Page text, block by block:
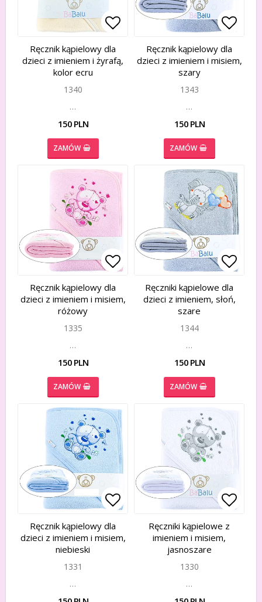
Add to list of favorites
Add to list of favorites
Ręcznik kąpielowy dla
dzieci z imieniem i żyrafą,
kolor ecru
1340
…
150 PLN
ZAMÓW
Add
Add
Ręcznik kąpielowy dla
dzieci z imieniem i misiem,
szary
1343
…
150 PLN
ZAMÓW
Add to list of favorites
Add to list of favorites
Ręcznik kąpielowy dla
dzieci z imieniem i misiem,
różowy
1335
…
150 PLN
ZAMÓW
Add
Add
Ręczniki kąpielowe dla
dzieci z imieniem, słoń,
szare
1344
…
150 PLN
ZAMÓW
Add to list of favorites
Add to list of favorites
Ręcznik kąpielowy dla
dzieci z imieniem i misiem,
niebieski
1331
…
Add
Add
Ręczniki kąpielowe z
imieniem i misiem,
jasnoszare
1330
…